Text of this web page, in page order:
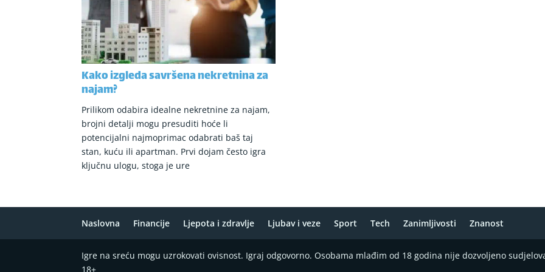
Kako izgleda savršena nekretnina za
najam?
Prilikom odabira idealne nekretnine za najam,
brojni detalji mogu presuditi hoće li
potencijalni najmoprimac odabrati baš taj
stan, kuću ili apartman. Prvi dojam često igra
ključnu ulogu, stoga je ure
Naslovna Financije Ljepota i zdravlje Ljubav i veze Sport Tech Zanimljivosti Znanost
Igre na sreću mogu uzrokovati ovisnost. Igraj odgovorno. Osobama mlađim od 18 godina nije dozvoljeno
18+